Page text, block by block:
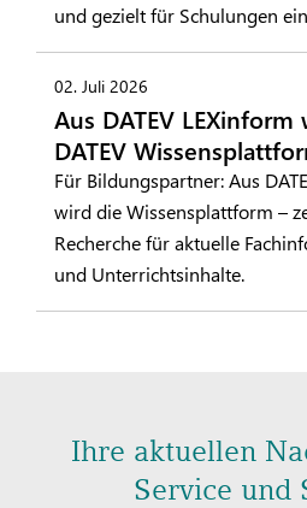
und gezielt für Schulungen
02. Juli 2026
Aus DATEV LEXinform
DATEV
Für Bildungspartner: Aus
wird die Wissensplattform –
Recherche für aktuelle
und Unterrichtsinhalte.
Ihre aktuellen
Service und